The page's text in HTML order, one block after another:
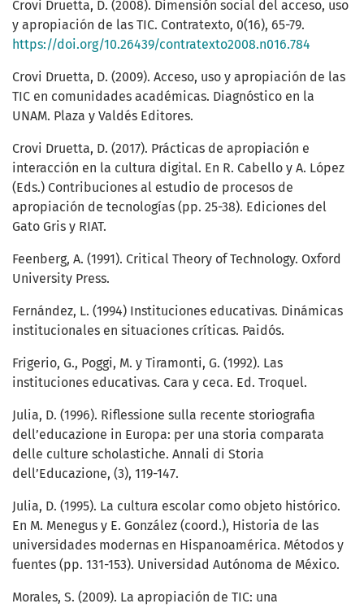
Crovi Druetta, D. (2008). Dimensión social del acceso, uso
y apropiación de las TIC. Contratexto, 0(16), 65-79.
https://doi.org/10.26439/contratexto2008.n016.784
Crovi Druetta, D. (2009). Acceso, uso y apropiación de las
TIC en comunidades académicas. Diagnóstico en la
UNAM. Plaza y Valdés Editores.
Crovi Druetta, D. (2017). Prácticas de apropiación e
interacción en la cultura digital. En R. Cabello y A. López
(Eds.) Contribuciones al estudio de procesos de
apropiación de tecnologías (pp. 25-38). Ediciones del
Gato Gris y RIAT.
Feenberg, A. (1991). Critical Theory of Technology. Oxford
University Press.
Fernández, L. (1994) Instituciones educativas. Dinámicas
institucionales en situaciones críticas. Paidós.
Frigerio, G., Poggi, M. y Tiramonti, G. (1992). Las
instituciones educativas. Cara y ceca. Ed. Troquel.
Julia, D. (1996). Riflessione sulla recente storiografia
dell’educazione in Europa: per una storia comparata
delle culture scholastiche. Annali di Storia
dell’Educazione, (3), 119-147.
Julia, D. (1995). La cultura escolar como objeto histórico.
En M. Menegus y E. González (coord.), Historia de las
universidades modernas en Hispanoamérica. Métodos y
fuentes (pp. 131-153). Universidad Autónoma de México.
Morales, S. (2009). La apropiación de TIC: una